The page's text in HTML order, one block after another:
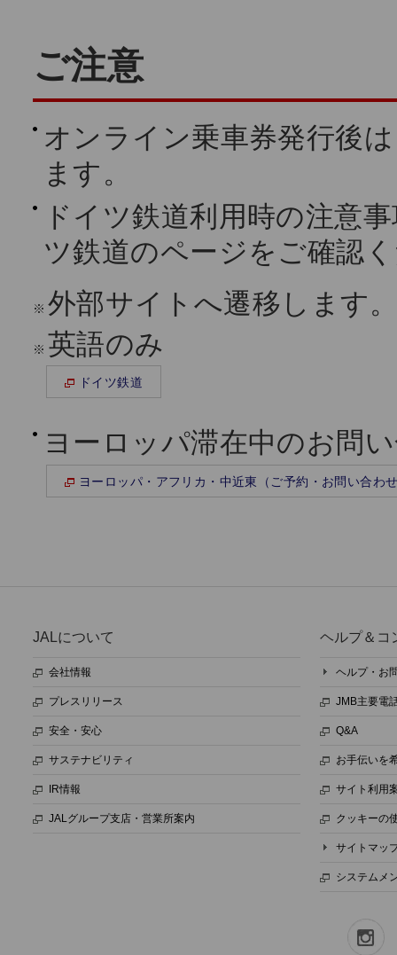
ご注意
オンライン乗車券発行後
ます。
ドイツ鉄道利用時の注意
ツ鉄道のページをご確認
※ 外部サイトへ遷移します
※ 英語のみ
ドイツ鉄道
ヨーロッパ滞在中のお問
ヨーロッパ・アフリカ・中近東（ご予約・お問い合わ
JALについて
会社情報
プレスリリース
安全・安心
サステナビリティ
IR情報
JALグループ支店・営業所案内
ヘルプ＆コ
ヘルプ・お
JMB主要電
Q&A
お手伝いを
サイト利用
クッキーの
サイトマッ
システムメ